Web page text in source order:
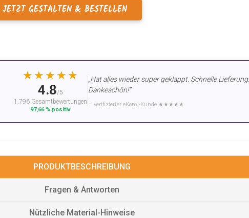
JETZT GESTALTEN & BESTELLEN
★★★★★
4.8/5
1.796 Gesamtbewertungen
97,66 % positiv
„Hat alles wieder super geklappt. Schnelle Lieferung.
Dankeschön!“
— verifizierter eKomi-Kunde ★★★★★
PRODUKTBESCHREIBUNG
Fragen & Antworten
Nützliche Material-Hinweise